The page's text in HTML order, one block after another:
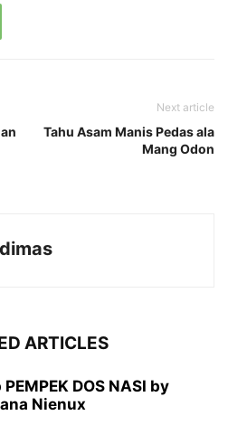
Next article
Tahu Asam Manis Pedas ala
Mang Odon
dimas
ARTICLES
DOS NASI by
Nienux